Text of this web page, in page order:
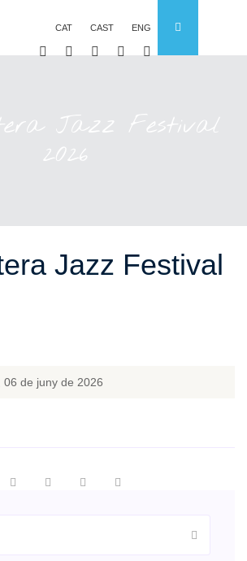
CAT CAST ENG
Jazz Festival
2026
Jazz Festival
06 de juny de 2026